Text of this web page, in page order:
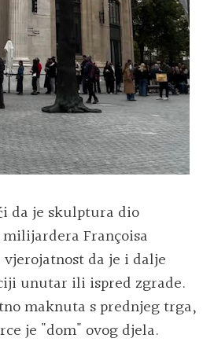
da je skulptura dio
Françoisa
da je i dalje
unutar ili ispred zgrade.
maknuta s prednjeg trga,
je "dom" ovog djela.